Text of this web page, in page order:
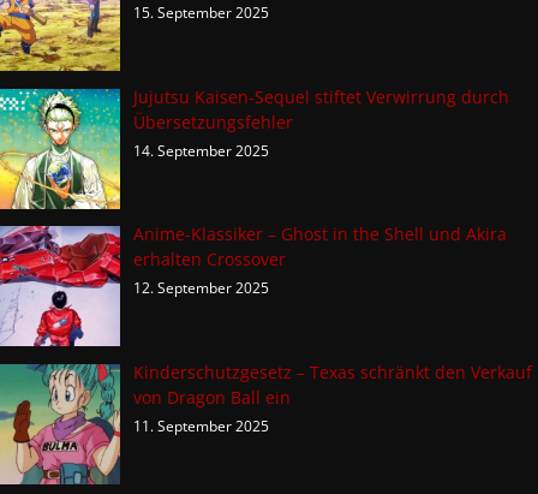
15. September 2025
Jujutsu Kaisen-Sequel stiftet Verwirrung durch
Übersetzungsfehler
14. September 2025
Anime-Klassiker – Ghost in the Shell und Akira
erhalten Crossover
12. September 2025
Kinderschutzgesetz – Texas schränkt den Verkauf
von Dragon Ball ein
11. September 2025